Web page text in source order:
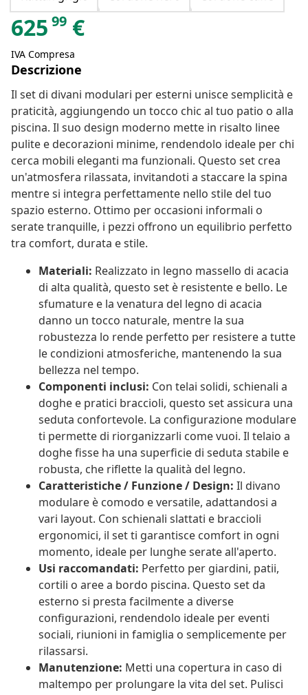
625 99 €
IVA Compresa
Descrizione
Il set di divani modulari per esterni unisce semplicità e
praticità, aggiungendo un tocco chic al tuo patio o alla
piscina. Il suo design moderno mette in risalto linee
pulite e decorazioni minime, rendendolo ideale per chi
cerca mobili eleganti ma funzionali. Questo set crea
un'atmosfera rilassata, invitandoti a staccare la spina
mentre si integra perfettamente nello stile del tuo
spazio esterno. Ottimo per occasioni informali o
serate tranquille, i pezzi offrono un equilibrio perfetto
tra comfort, durata e stile.
Materiali: Realizzato in legno massello di acacia
di alta qualità, questo set è resistente e bello. Le
sfumature e la venatura del legno di acacia
danno un tocco naturale, mentre la sua
robustezza lo rende perfetto per resistere a tutte
le condizioni atmosferiche, mantenendo la sua
bellezza nel tempo.
Componenti inclusi: Con telai solidi, schienali a
doghe e pratici braccioli, questo set assicura una
seduta confortevole. La configurazione modulare
ti permette di riorganizzarli come vuoi. Il telaio a
doghe fisse ha una superficie di seduta stabile e
robusta, che riflette la qualità del legno.
Caratteristiche / Funzione / Design: Il divano
modulare è comodo e versatile, adattandosi a
vari layout. Con schienali slattati e braccioli
ergonomici, il set ti garantisce comfort in ogni
momento, ideale per lunghe serate all'aperto.
Usi raccomandati: Perfetto per giardini, patii,
cortili o aree a bordo piscina. Questo set da
esterno si presta facilmente a diverse
configurazioni, rendendolo ideale per eventi
sociali, riunioni in famiglia o semplicemente per
rilassarsi.
Manutenzione: Metti una copertura in caso di
maltempo per prolungare la vita del set. Pulisci